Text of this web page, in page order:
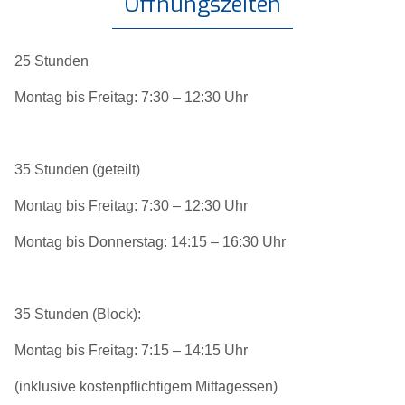
25 Stunden
Montag bis Freitag: 7:30 – 12:30 Uhr
35 Stunden (geteilt)
Montag bis Freitag: 7:30 – 12:30 Uhr
Montag bis Donnerstag: 14:15 – 16:30 Uhr
35 Stunden (Block):
Montag bis Freitag: 7:15 – 14:15 Uhr
(inklusive kostenpflichtigem Mittagessen)